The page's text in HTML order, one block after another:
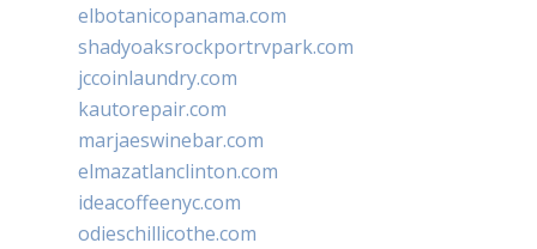
elbotanicopanama.com
shadyoaksrockportrvpark.com
jccoinlaundry.com
kautorepair.com
marjaeswinebar.com
elmazatlanclinton.com
ideacoffeenyc.com
odieschillicothe.com